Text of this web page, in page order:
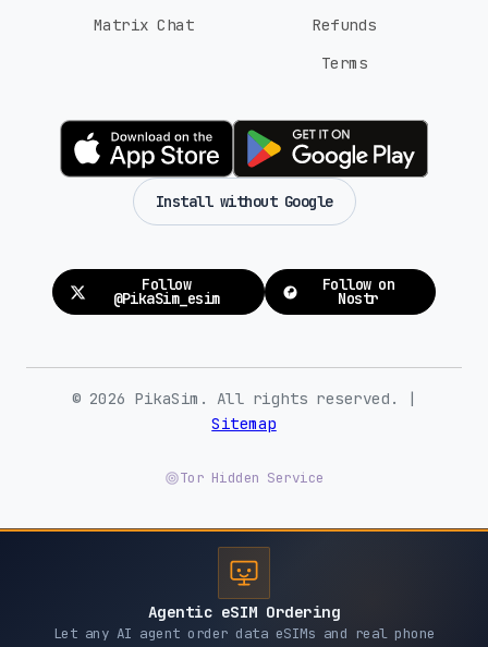
Matrix Chat
Refunds
Terms
Install without Google
Follow
@PikaSim_esim
Follow on
Nostr
© 2026 PikaSim. All rights reserved. |
Sitemap
Tor Hidden Service
Agentic eSIM Ordering
Let any AI agent order data eSIMs and real phone